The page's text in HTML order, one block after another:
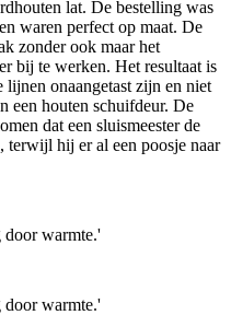
lat. De bestelling was
waren perfect op maat. De
zonder ook maar het
bij te werken. Het resultaat is
lijnen onaangetast zijn en niet
een houten schuifdeur. De
dat een sluismeester de
terwijl hij er al een poosje naar
door warmte.'
door warmte.'